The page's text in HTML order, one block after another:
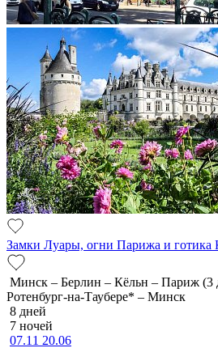
Замки Луары, огни Парижа и готика
Минск – Берлин – Кёльн – Париж (3
Ротенбург-на-Таубере* – Минск
8 дней
7 ночей
07.11 20.06